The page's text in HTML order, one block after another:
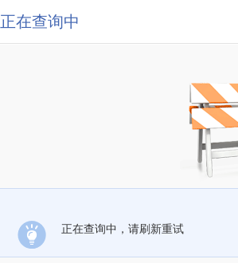
正在查询中
正在查询中，请刷新重试